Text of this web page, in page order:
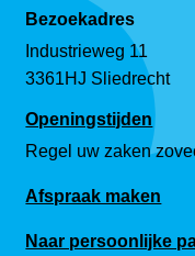
Bezoekadres
Industrieweg 11
3361HJ Sliedrecht
Openingstijden
Regel uw zaken
Afspraak maken
Naar persoonlijke